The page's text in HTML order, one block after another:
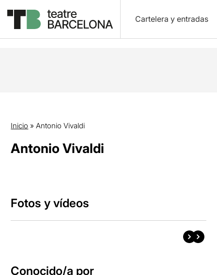
Cartelera y entradas
Inicio »Antonio Vivaldi
Antonio Vivaldi
Fotos y vídeos
Conocido/a por